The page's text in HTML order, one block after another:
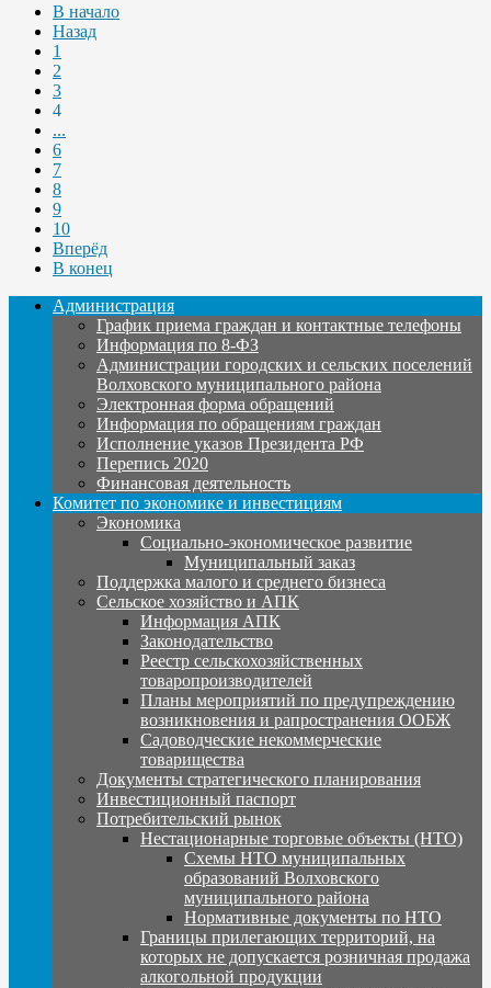
В начало
Назад
1
2
3
4
...
6
7
8
9
10
Вперёд
В конец
Администрация
График приема граждан и контактные телефоны
Информация по 8-ФЗ
Администрации городских и сельских поселений
Волховского муниципального района
Электронная форма обращений
Информация по обращениям граждан
Исполнение указов Президента РФ
Перепись 2020
Финансовая деятельность
Комитет по экономике и инвестициям
Экономика
Социально-экономическое развитие
Муниципальный заказ
Поддержка малого и среднего бизнеса
Сельское хозяйство и АПК
Информация АПК
Законодательство
Реестр сельскохозяйственных
товаропроизводителей
Планы мероприятий по предупреждению
возникновения и рапространения ООБЖ
Садоводческие некоммерческие
товарищества
Документы стратегического планирования
Инвестиционный паспорт
Потребительский рынок
Нестационарные торговые объекты (НТО)
Схемы НТО муниципальных
образований Волховского
муниципального района
Нормативные документы по НТО
Границы прилегающих территорий, на
которых не допускается розничная продажа
алкогольной продукции